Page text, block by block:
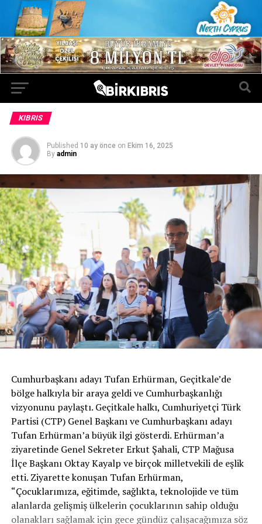
KIBRIS
Published 10 ay önce on Ekim 16, 2025
By admin
Cumhurbaşkanı adayı Tufan Erhürman, Geçitkale’de
bölge halkıyla bir araya geldi ve Cumhurbaşkanlığı
vizyonunu paylaştı. Geçitkale halkı, Cumhuriyetçi Türk
Partisi (CTP) Genel Başkanı ve Cumhurbaşkanı adayı
Tufan Erhürman’a büyük ilgi gösterdi. Erhürman’a
ziyaretinde Genel Sekreter Erkut Şahali, CTP Mağusa
İlçe Başkanı Oktay Kayalp ve birçok milletvekili de eşlik
etti. Ziyarette konuşan Tufan Erhürman,
“Çocuklarımıza, eğitimde, sağlıkta, teknolojide ve tüm
alanlarda gelişmiş ülkelerin çocuklarının sahip olduğu
olanakları sağlamak için gece gündüz çalışacağımıza söz